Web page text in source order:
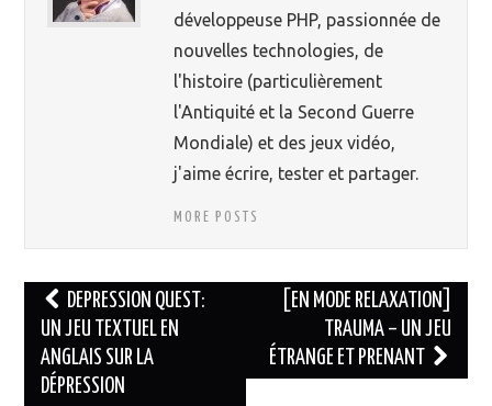
développeuse PHP, passionnée de
nouvelles technologies, de
l'histoire (particulièrement
l'Antiquité et la Second Guerre
Mondiale) et des jeux vidéo,
j'aime écrire, tester et partager.
MORE POSTS
Navigation des articles
DEPRESSION QUEST:
UN JEU TEXTUEL EN
ANGLAIS SUR LA
DÉPRESSION
[EN MODE RELAXATION]
TRAUMA – UN JEU
ÉTRANGE ET PRENANT